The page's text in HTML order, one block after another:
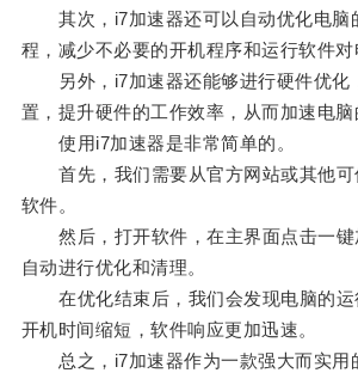
其次，i7加速器还可以自动优化电脑
程，减少不必要的开机程序和运行软件对
另外，i7加速器还能够进行硬件优化
置，提升硬件的工作效率，从而加速电脑
使用i7加速器是非常简单的。
首先，我们需要从官方网站或其他可
软件。
然后，打开软件，在主界面点击一键
自动进行优化和清理。
在优化结束后，我们会发现电脑的运
开机时间缩短，软件响应更加迅速。
总之，i7加速器作为一款强大而实用